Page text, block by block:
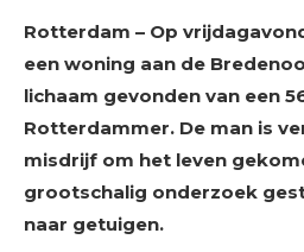
Rotterdam – Op
een woning aan de
lichaam gevonden van een
Rotterdammer. De man is
misdrijf om het leven
grootschalig onderzoek
naar getuigen.